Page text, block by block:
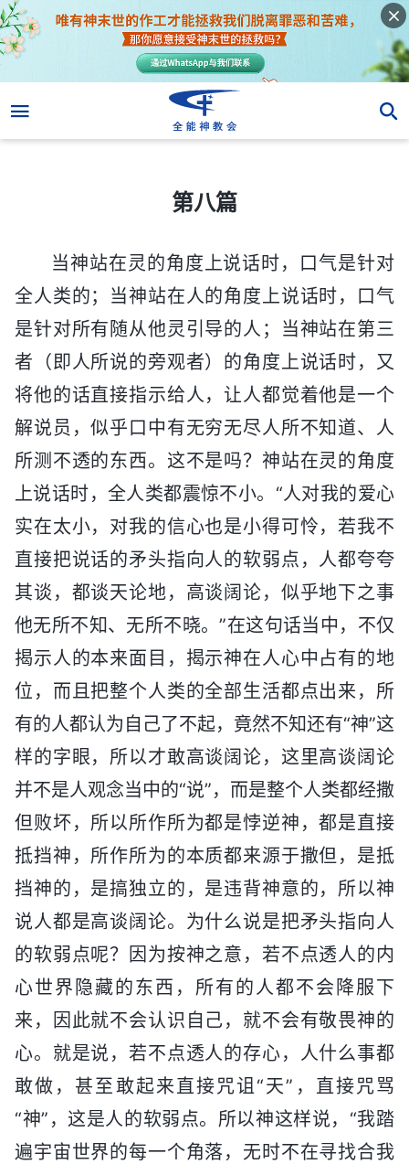
第八篇
当神站在灵的角度上说话时，口气是针对
全人类的；当神站在人的角度上说话时，口气
是针对所有随从他灵引导的人；当神站在第三
者（即人所说的旁观者）的角度上说话时，又
将他的话直接指示给人，让人都觉着他是一个
解说员，似乎口中有无穷无尽人所不知道、人
所测不透的东西。这不是吗？神站在灵的角度
上说话时，全人类都震惊不小。“人对我的爱心
实在太小，对我的信心也是小得可怜，若我不
直接把说话的矛头指向人的软弱点，人都夸夸
其谈，都谈天论地，高谈阔论，似乎地下之事
他无所不知、无所不晓。”在这句话当中，不仅
揭示人的本来面目，揭示神在人心中占有的地
位，而且把整个人类的全部生活都点出来，所
有的人都认为自己了不起，竟然不知还有“神”这
样的字眼，所以才敢高谈阔论，这里高谈阔论
并不是人观念当中的“说”，而是整个人类都经撒
但败坏，所以所作所为都是悖逆神，都是直接
抵挡神，所作所为的本质都来源于撒但，是抵
挡神的，是搞独立的，是违背神意的，所以神
说人都是高谈阔论。为什么说是把矛头指向人
的软弱点呢？因为按神之意，若不点透人的内
心世界隐藏的东西，所有的人都不会降服下
来，因此就不会认识自己，就不会有敬畏神的
心。就是说，若不点透人的存心，人什么事都
敢做，甚至敢起来直接咒诅“天”，直接咒骂
“神”，这是人的软弱点。所以神这样说，“我踏
遍宇宙世界的每一个角落，无时不在寻找合我